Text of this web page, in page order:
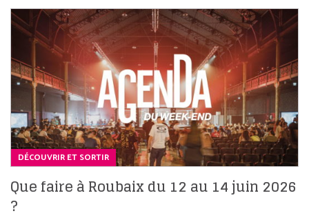
DÉCOUVRIR ET SORTIR
Que faire à Roubaix du 12 au 14 juin 2026
?